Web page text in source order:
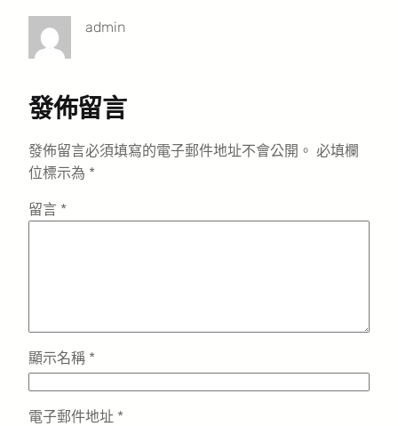
admin
發佈留言
發佈留言必須填寫的電子郵件地址不會公開。 必填欄
位標示為 *
留言 *
顯示名稱 *
電子郵件地址 *